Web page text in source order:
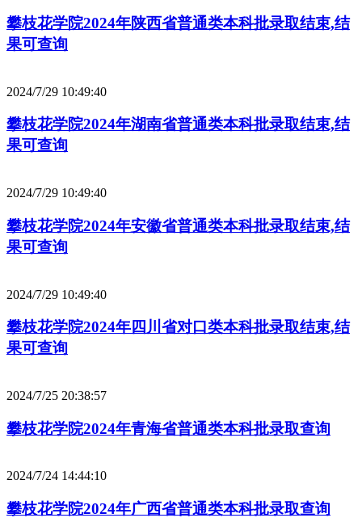
攀枝花学院2024年陕西省普通类本科批录取结束,结
果可查询
2024/7/29 10:49:40
攀枝花学院2024年湖南省普通类本科批录取结束,结
果可查询
2024/7/29 10:49:40
攀枝花学院2024年安徽省普通类本科批录取结束,结
果可查询
2024/7/29 10:49:40
攀枝花学院2024年四川省对口类本科批录取结束,结
果可查询
2024/7/25 20:38:57
攀枝花学院2024年青海省普通类本科批录取查询
2024/7/24 14:44:10
攀枝花学院2024年广西省普通类本科批录取查询